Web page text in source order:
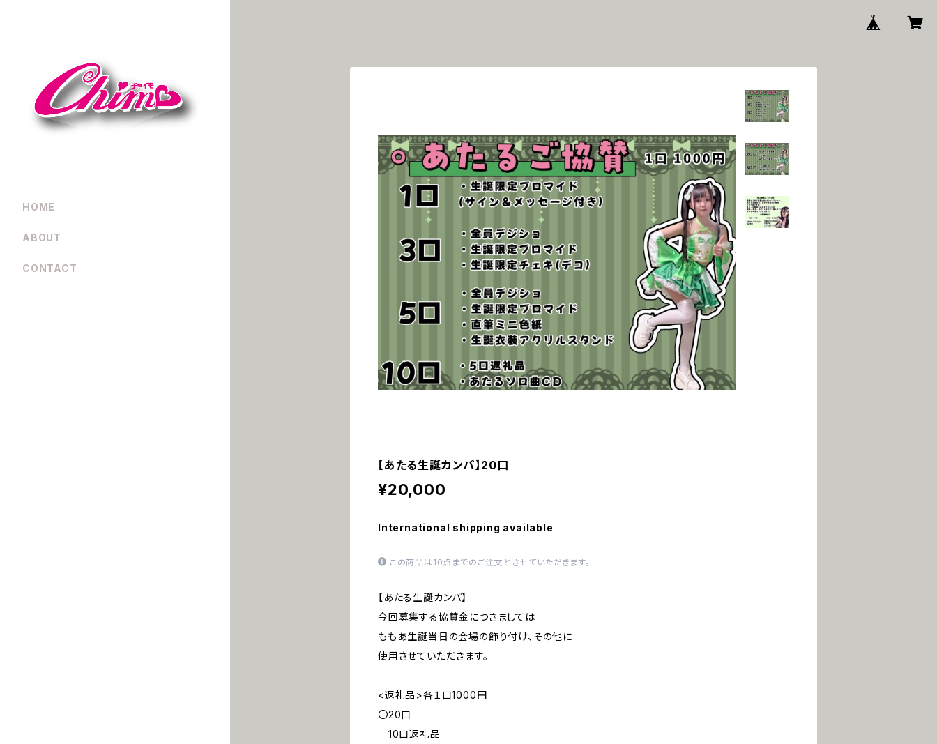
【あたる生誕カンパ】20口
¥20,000
International shipping available
この商品は10点までのご注文とさせていただきます。
【あたる生誕カンパ】
今回募集する協賛金につきましては
ももあ生誕当日の会場の飾り付け、その他に
使用させていただきます。
<返礼品>各１口1000円
〇20口
10口返礼品
HOME
ABOUT
CONTACT